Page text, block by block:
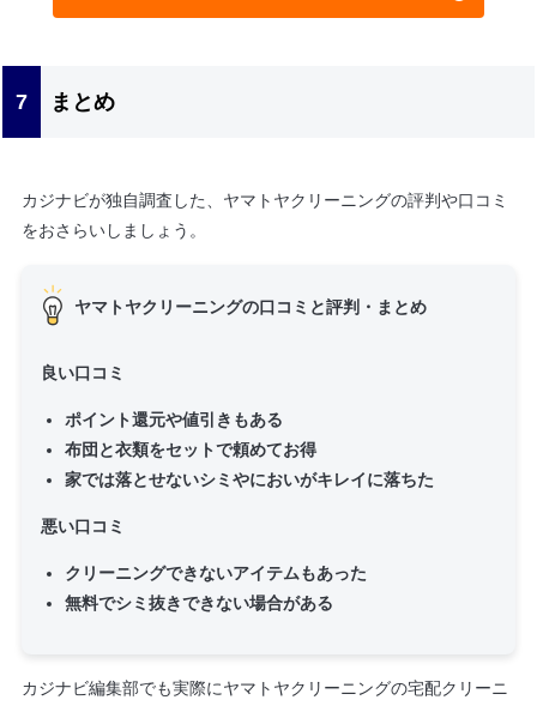
まとめ
カジナビが独自調査した、ヤマトヤクリーニングの評判や口コミ
をおさらいしましょう。
ヤマトヤクリーニングの口コミと評判・まとめ
良い口コミ
ポイント還元や値引きもある
布団と衣類をセットで頼めてお得
家では落とせないシミやにおいがキレイに落ちた
悪い口コミ
クリーニングできないアイテムもあった
無料でシミ抜きできない場合がある
カジナビ編集部でも実際にヤマトヤクリーニングの宅配クリーニ